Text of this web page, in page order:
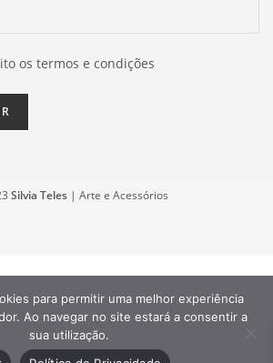
os termos e condições
Silvia Teles| Arte e Acessórios
para permitir uma melhor experiência
Ao navegar no site estará a consentir a
sua utilização.